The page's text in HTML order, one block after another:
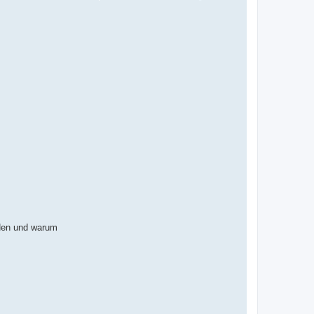
und warum